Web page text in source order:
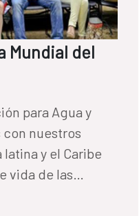
Mundial del
para Agua y
nuestros
y el Caribe
vida de las